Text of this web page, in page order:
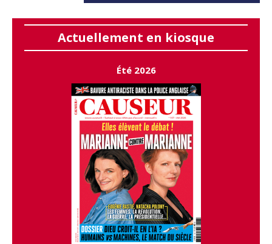
Actuellement en kiosque
Été 2026